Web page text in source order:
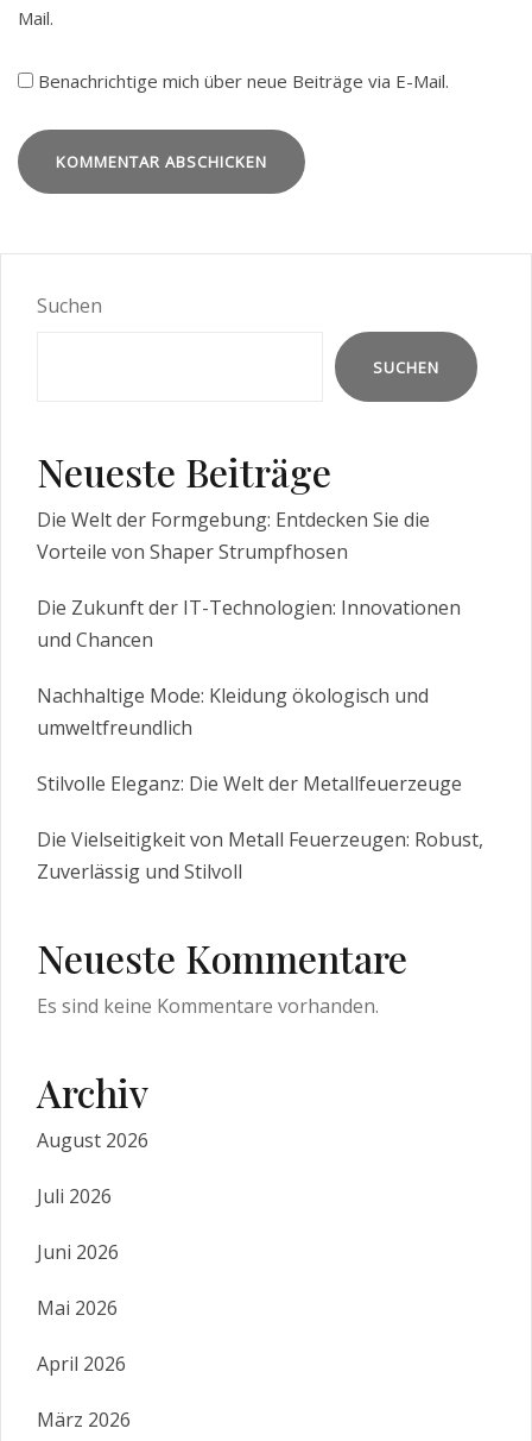
Mail.
Benachrichtige mich über neue Beiträge via E-Mail.
Suchen
SUCHEN
Neueste Beiträge
Die Welt der Formgebung: Entdecken Sie die
Vorteile von Shaper Strumpfhosen
Die Zukunft der IT-Technologien: Innovationen
und Chancen
Nachhaltige Mode: Kleidung ökologisch und
umweltfreundlich
Stilvolle Eleganz: Die Welt der Metallfeuerzeuge
Die Vielseitigkeit von Metall Feuerzeugen: Robust,
Zuverlässig und Stilvoll
Neueste Kommentare
Es sind keine Kommentare vorhanden.
Archiv
August 2026
Juli 2026
Juni 2026
Mai 2026
April 2026
März 2026